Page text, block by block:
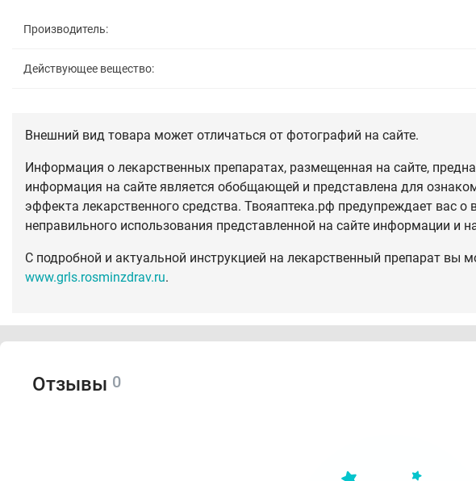
Производитель:
Действующее вещество:
Внешний вид товара может отличаться от фотографий на сайте.
Информация о лекарственных препаратах, размещенная на сайте,
информация на сайте является обобщающей и представлена для
эффекта лекарственного средства. Твояаптека.рф предупреждает вас
неправильного использования представленной на сайте информации и
С подробной и актуальной инструкцией на лекарственный препарат вы
www.grls.rosminzdrav.ru.
Отзывы 0